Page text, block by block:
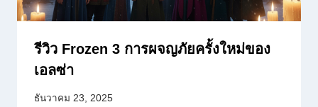
รีวิว Frozen 3 การผจญภัยครั้งใหม่ของ
เอลซ่า
ธันวาคม 23, 2025